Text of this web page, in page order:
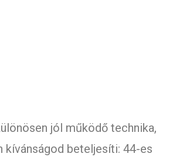
jól működő technika,
kívánságod beteljesíti: 44-es